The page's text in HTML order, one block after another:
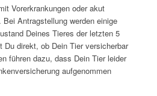
Vorerkrankungen oder akut
Antragstellung werden einige
Deines Tieres der letzten 5
Du direkt, ob Dein Tier versicherbar
führen dazu, dass Dein Tier leider
aufgenommen